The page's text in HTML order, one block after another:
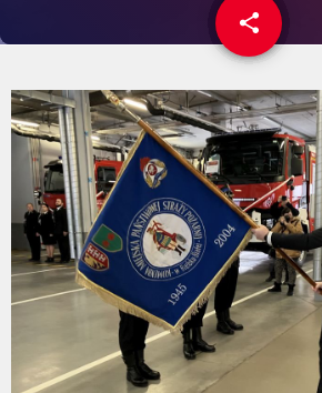
share
email